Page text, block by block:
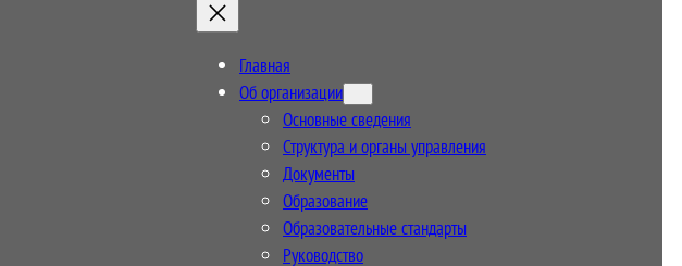
Главная
Об организации
Основные сведения
Структура и органы управления
Документы
Образование
Образовательные стандарты
Руководство